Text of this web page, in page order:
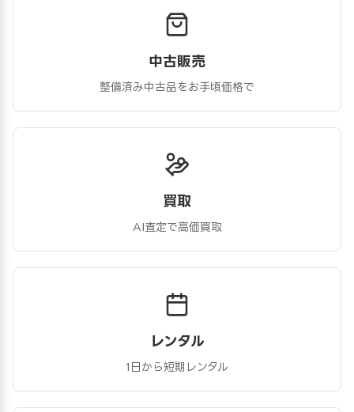
中古販売
整備済み中古品をお手頃価格で
買取
AI査定で高価買取
レンタル
1日から短期レンタル